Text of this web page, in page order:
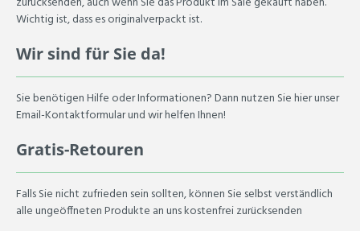
Wichtig ist, dass es originalverpackt ist.
Wir sind für Sie da!
Sie benötigen Hilfe oder Informationen? Dann nutzen Sie hier unser
Email-Kontaktformular und wir helfen Ihnen!
Gratis-Retouren
Falls Sie nicht zufrieden sein sollten, können Sie selbst verständlich
alle ungeöffneten Produkte an uns kostenfrei zurücksenden